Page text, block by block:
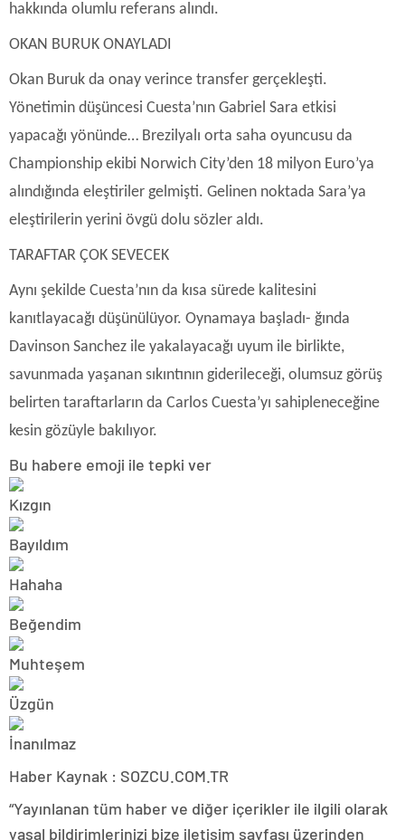
hakkında olumlu referans alındı.
OKAN BURUK ONAYLADI
Okan Buruk da onay verince transfer gerçekleşti.
Yönetimin düşüncesi Cuesta’nın Gabriel Sara etkisi
yapacağı yönünde… Brezilyalı orta saha oyuncusu da
Championship ekibi Norwich City’den 18 milyon Euro’ya
alındığında eleştiriler gelmişti. Gelinen noktada Sara’ya
eleştirilerin yerini övgü dolu sözler aldı.
TARAFTAR ÇOK SEVECEK
Aynı şekilde Cuesta’nın da kısa sürede kalitesini
kanıtlayacağı düşünülüyor. Oynamaya başladı- ğında
Davinson Sanchez ile yakalayacağı uyum ile birlikte,
savunmada yaşanan sıkıntının giderileceği, olumsuz görüş
belirten taraftarların da Carlos Cuesta’yı sahipleneceğine
kesin gözüyle bakılıyor.
Bu habere emoji ile tepki ver
Haber Kaynak : SOZCU.COM.TR
“Yayınlanan tüm haber ve diğer içerikler ile ilgili olarak
yasal bildirimlerinizi bize iletişim sayfası üzerinden